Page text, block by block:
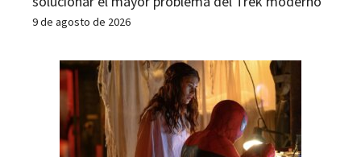
9 de agosto de 2026